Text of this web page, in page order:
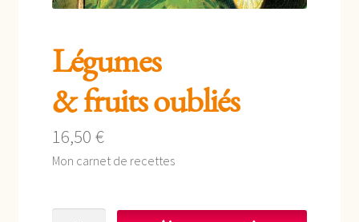
Légumes
& fruits oubliés
16,50 €
Mon carnet de recettes